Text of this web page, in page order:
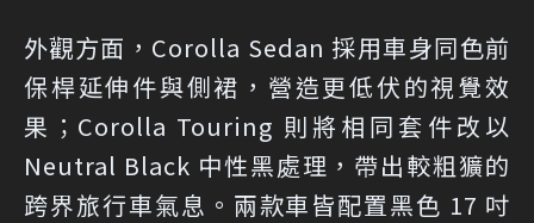
外觀方面，Corolla Sedan 採用車身同色前
保桿延伸件與側裙，營造更低伏的視覺效
果；Corolla Touring 則將相同套件改以
Neutral Black 中性黑處理，帶出較粗獷的
跨界旅行車氣息。兩款車皆配置黑色 17 吋